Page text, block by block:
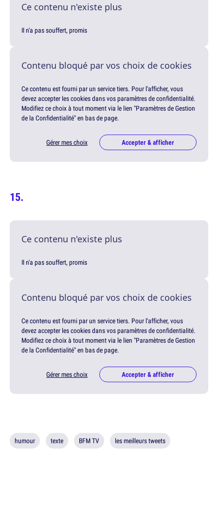
Ce contenu n'existe plus
Il n'a pas souffert, promis
Contenu bloqué par vos choix de cookies
Ce contenu est fourni par un service tiers. Pour l'afficher, vous
devez accepter les cookies dans vos paramètres de confidentialité.
Modifiez ce choix à tout moment via le lien "Paramètres de Gestion
de la Confidentialité" en bas de page.
Gérer mes choix Accepter & afficher
Ce contenu n'existe plus
Il n'a pas souffert, promis
Contenu bloqué par vos choix de cookies
Ce contenu est fourni par un service tiers. Pour l'afficher, vous
devez accepter les cookies dans vos paramètres de confidentialité.
Modifiez ce choix à tout moment via le lien "Paramètres de Gestion
de la Confidentialité" en bas de page.
Gérer mes choix Accepter & afficher
humour texte BFM TV les meilleurs tweets